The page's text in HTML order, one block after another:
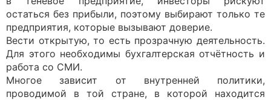
остаться без прибыли, поэтому выбирают только те
предприятия, которые вызывают доверие.
Вести открытую, то есть прозрачную деятельность.
Для этого необходимы бухгалтерская отчётность и
работа со СМИ.
Многое зависит от внутренней политики,
проводимой в той стране, в которой находится